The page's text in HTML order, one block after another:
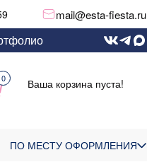
mail@esta-fiesta.ru
0 Ваша корзина пуста!
ПО МЕСТУ ОФОРМЛЕНИЯ